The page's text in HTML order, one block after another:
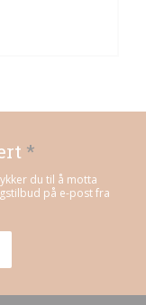
*
du til å motta
på e-post fra